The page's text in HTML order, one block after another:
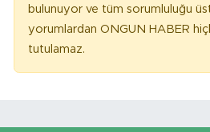
bulunuyor ve tüm sorumluluğu
yorumlardan ONGUN HABER
tutulamaz.